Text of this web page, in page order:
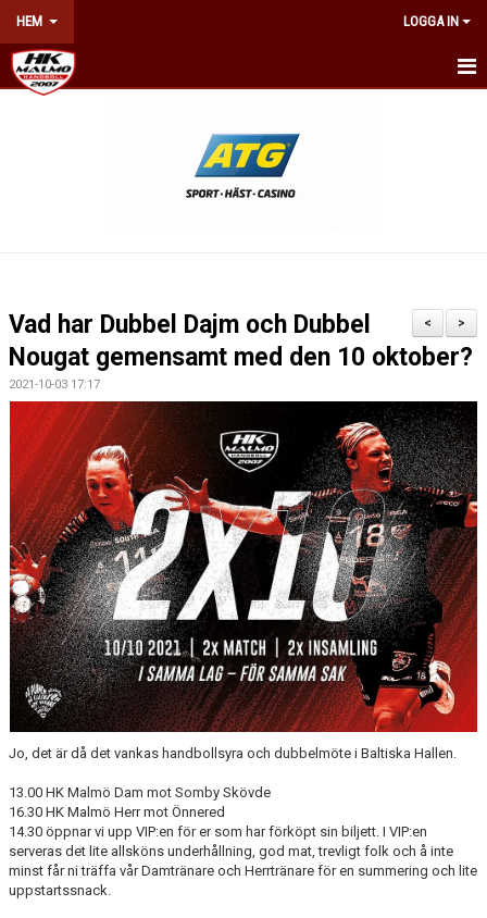
HEM LOGGA IN
KALENDER
NÄTVERKET
WEBSHOP
TRÄNINGSSCHEMA
VILL DU BLI PARTNER I HK MALMÖ
>
<
Vad har Dubbel Dajm och Dubbel
Nougat gemensamt med den 10 oktober?
2021-10-03 17:17
Jo, det är då det vankas handbollsyra och dubbelmöte i Baltiska Hallen.
13.00 HK Malmö Dam mot Somby Skövde
16.30 HK Malmö Herr mot Önnered
14.30 öppnar vi upp VIP:en för er som har förköpt sin biljett. I VIP:en
serveras det lite allsköns underhållning, god mat, trevligt folk och å inte
minst får ni träffa vår Damtränare och Herrtränare för en summering och lite
uppstartssnack.